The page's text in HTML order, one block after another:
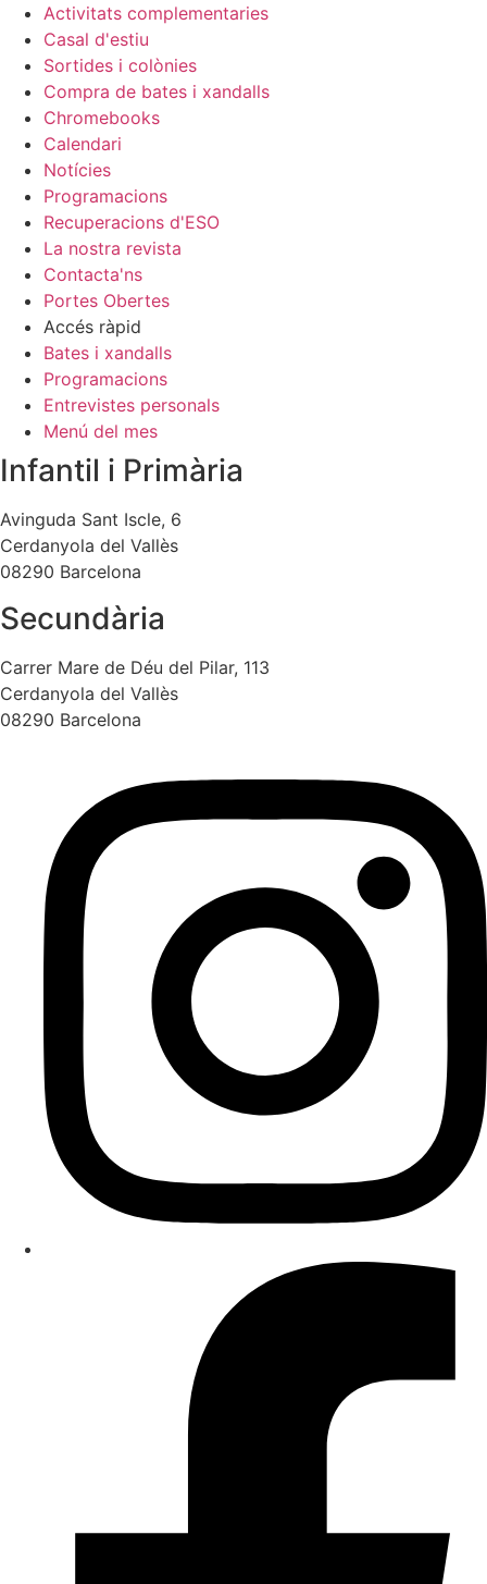
Activitats complementaries
Casal d'estiu
Sortides i colònies
Compra de bates i xandalls
Chromebooks
Calendari
Notícies
Programacions
Recuperacions d'ESO
La nostra revista
Contacta'ns
Portes Obertes
Accés ràpid
Bates i xandalls
Programacions
Entrevistes personals
Menú del mes
Infantil i Primària
Avinguda Sant Iscle, 6
Cerdanyola del Vallès
08290 Barcelona
Secundària
Carrer Mare de Déu del Pilar, 113
Cerdanyola del Vallès
08290 Barcelona